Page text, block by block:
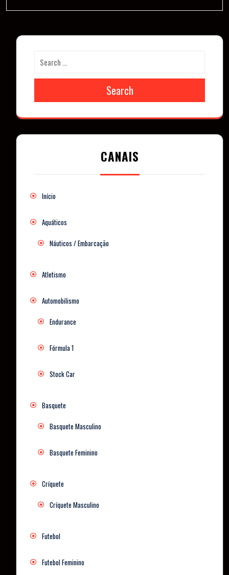
Search
CANAIS
Início
Aquáticos
Náuticos / Embarcação
Atletismo
Automobilismo
Endurance
Fórmula 1
Stock Car
Basquete
Basquete Masculino
Basquete Feminino
Críquete
Críquete Masculino
Futebol
Futebol Feminino